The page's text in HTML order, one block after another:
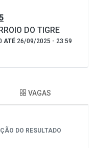
DO TIGRE
ATÉ 26/09/2025 - 23:59
VAGAS
DO RESULTADO